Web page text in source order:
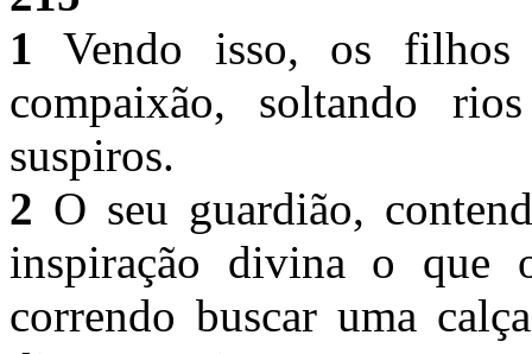
1 Vendo isso, os filhos
compaixão, soltando
suspiros.
2 O seu guardião,
inspiração divina o que
correndo buscar uma